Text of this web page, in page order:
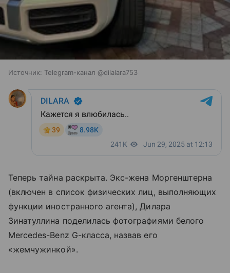
Источник: Telegram-канал @dilalara753
Теперь тайна раскрыта. Экс-жена Моргенштерна
(включен в список физических лиц, выполняющих
функции иностранного агента), Дилара
Зинатуллина поделилась фотографиями белого
Mercedes-Benz G-класса, назвав его
«жемчужинкой».